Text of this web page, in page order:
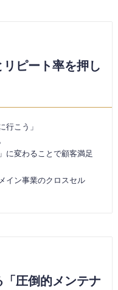
リピート率を押し
行こう」
に変わることで顧客満足
イン事業のクロスセル
圧倒的メンテナ